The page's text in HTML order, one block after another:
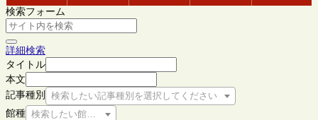
検索フォーム
詳細検索
タイトル
本文
記事種別
検索したい記事種別を選択してください
館種 検索したい館種を選択してください